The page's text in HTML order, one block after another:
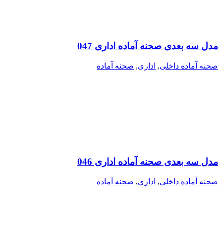
مدل سه بعدی صحنه آماده اداری 047
صحنه آماده داخلی, اداری, صحنه آماده
مدل سه بعدی صحنه آماده اداری 046
صحنه آماده داخلی, اداری, صحنه آماده